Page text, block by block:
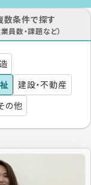
数条件で探す
業員数・課題など）
建設・不動産
の他